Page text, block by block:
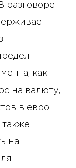
разговоре
как
на валюту,
в евро
также
на